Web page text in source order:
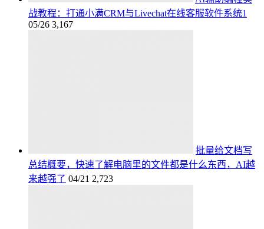
战教程：打通小满CRM与Livechat在线客服软件系统1
05/26 3,167
批量给文档写
总结概要，快速了解电脑里的文件都是什么东西，AI越
来越强了 04/21 2,723